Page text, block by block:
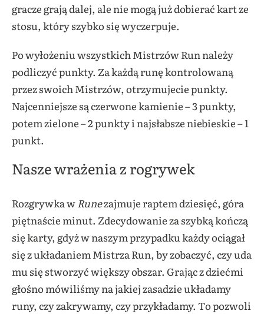
gracze grają dalej, ale nie mogą już dobierać kart ze
stosu, który szybko się wyczerpuje.
Po wyłożeniu wszystkich Mistrzów Run należy
podliczyć punkty. Za każdą runę kontrolowaną
przez swoich Mistrzów, otrzymujecie punkty.
Najcenniejsze są czerwone kamienie – 3 punkty,
potem zielone – 2 punkty i najsłabsze niebieskie – 1
punkt.
Nasze wrażenia z rogrywek
Rozgrywka wRunezajmuje raptem dziesięć, góra
piętnaście minut. Zdecydowanie za szybką kończą
się karty, gdyż w naszym przypadku każdy ociągał
się z układaniem Mistrza Run, by zobaczyć, czy uda
mu się stworzyć większy obszar. Grając z dziećmi
głośno mówiliśmy na jakiej zasadzie układamy
runy, czy zakrywamy, czy przykładamy. To pozwoli